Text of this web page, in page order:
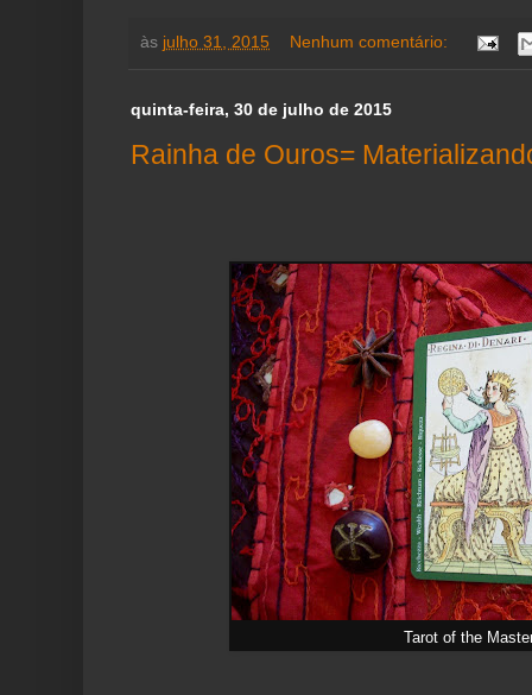
às julho 31, 2015 Nenhum comentário:
quinta-feira, 30 de julho de 2015
Rainha de Ouros=
Tarot of the